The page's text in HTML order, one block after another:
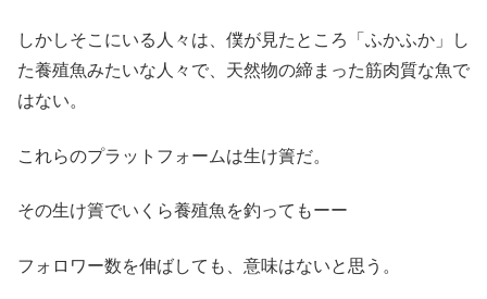
しかしそこにいる人々は、僕が見たところ「ふかふか」し
た養殖魚みたいな人々で、天然物の締まった筋肉質な魚で
はない。
これらのプラットフォームは生け簀だ。
その生け簀でいくら養殖魚を釣ってもーー
フォロワー数を伸ばしても、意味はないと思う。